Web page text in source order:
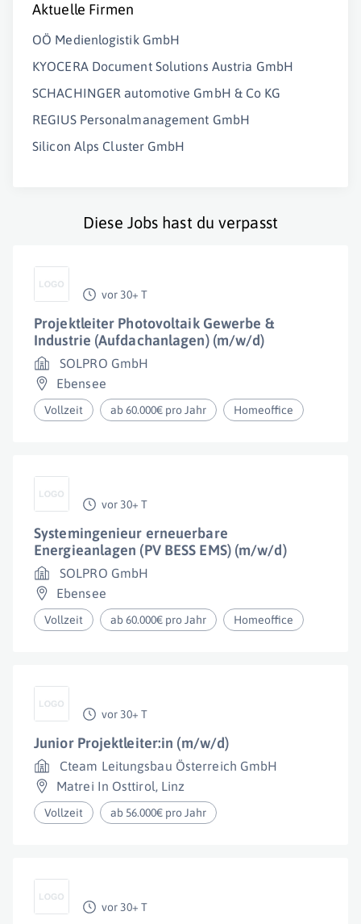
Aktuelle Firmen
OÖ Medienlogistik GmbH
KYOCERA Document Solutions Austria GmbH
SCHACHINGER automotive GmbH & Co KG
REGIUS Personalmanagement GmbH
Silicon Alps Cluster GmbH
Diese Jobs hast du verpasst
vor 30+ T
Projektleiter Photovoltaik Gewerbe &
Industrie (Aufdachanlagen) (m/w/d)
SOLPRO GmbH
Ebensee
Vollzeit ab 60.000€ pro Jahr Homeoffice
vor 30+ T
Systemingenieur erneuerbare
Energieanlagen (PV BESS EMS) (m/w/d)
SOLPRO GmbH
Ebensee
Vollzeit ab 60.000€ pro Jahr Homeoffice
vor 30+ T
Junior Projektleiter:in (m/w/d)
Cteam Leitungsbau Österreich GmbH
Matrei In Osttirol, Linz
Vollzeit ab 56.000€ pro Jahr
vor 30+ T